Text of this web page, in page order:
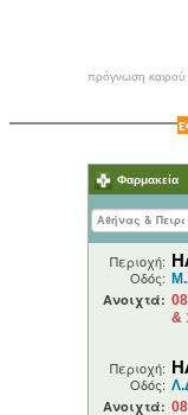
πρόγνωση